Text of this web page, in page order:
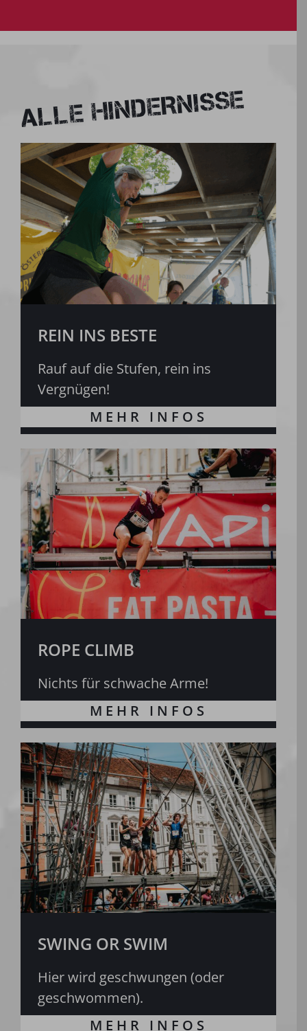
ALLE HINDERNISSE
REIN INS BESTE
Rauf auf die Stufen, rein ins
Vergnügen!
ROPE CLIMB
Nichts für schwache Arme!
SWING OR SWIM
Hier wird geschwungen (oder
geschwommen).